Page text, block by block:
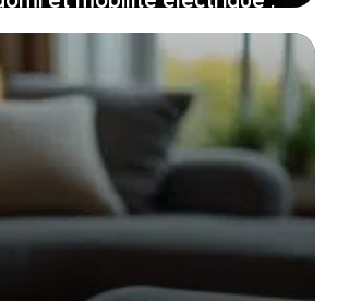
change tout pour vous